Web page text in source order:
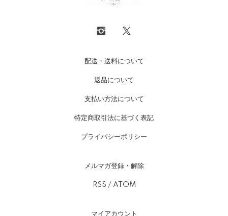
配送・送料について
返品について
支払い方法について
特定商取引法に基づく表記
プライバシーポリシー
メルマガ登録・解除
RSS / ATOM
マイアカウント